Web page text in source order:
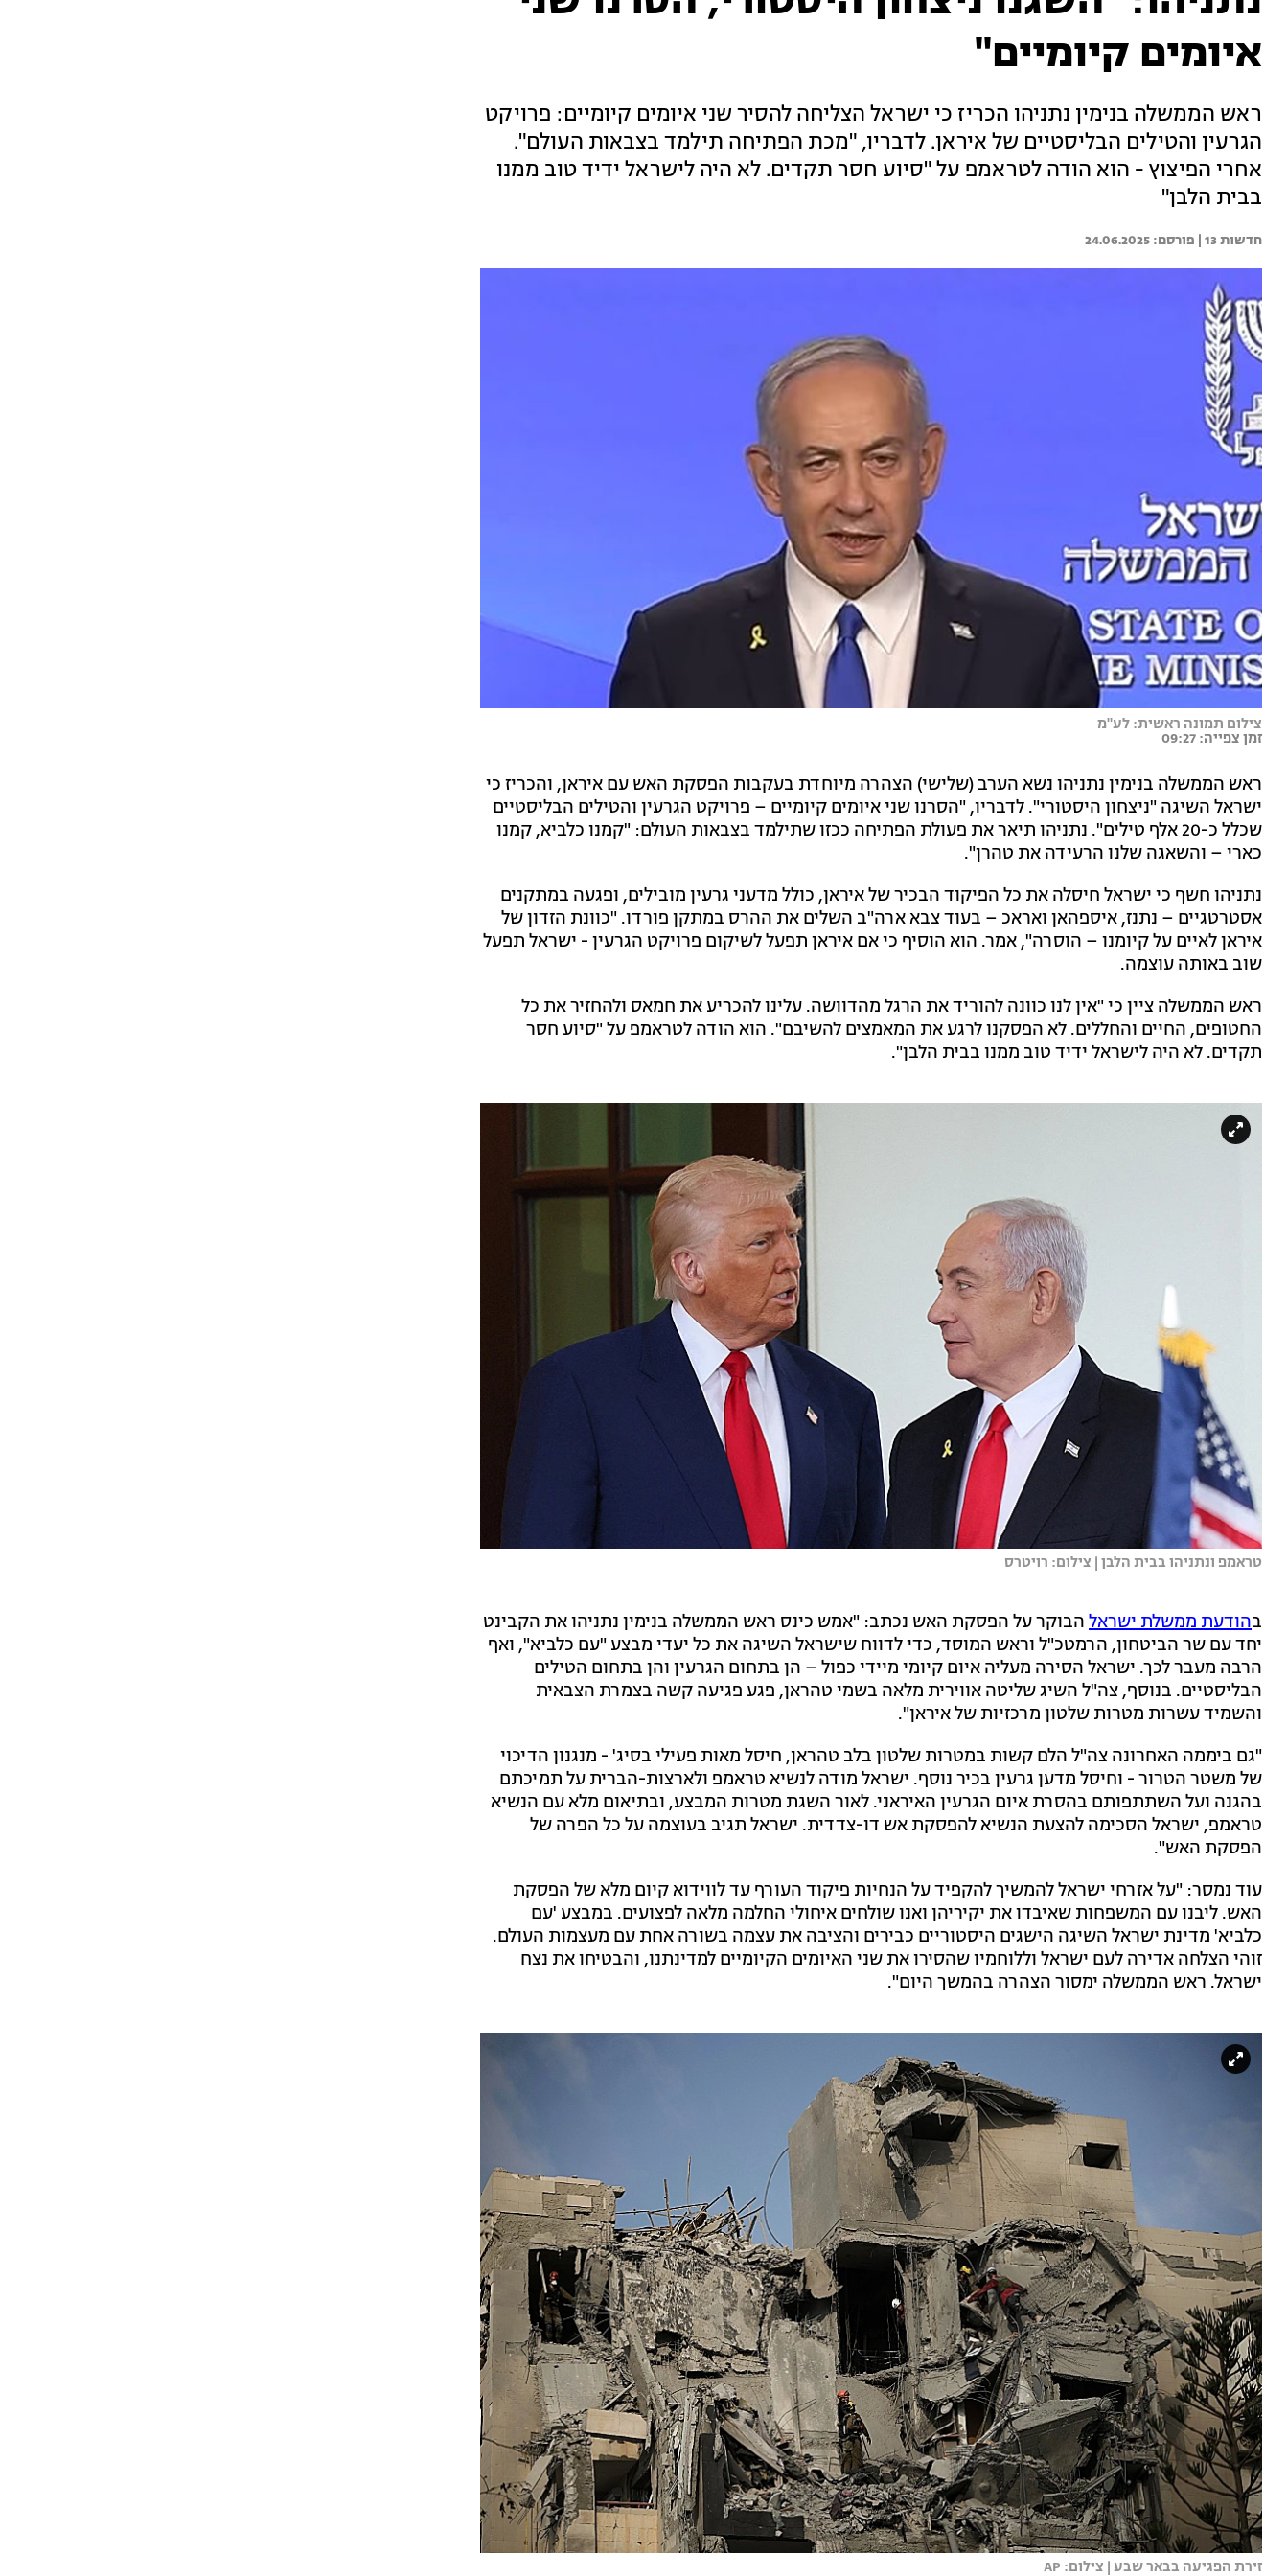
איומים קיומיים"
ראש הממשלה בנימין נתניהו הכריז כי ישראל הצליחה להסיר שני איומים קיומיים: פרויקט
הגרעין והטילים הבליסטיים של איראן. לדבריו, "מכת הפתיחה תילמד בצבאות העולם".
אחרי הפיצוץ - הוא הודה לטראמפ על "סיוע חסר תקדים. לא היה לישראל ידיד טוב ממנו
בבית הלבן"
חדשות 13 | 24.06.2025
צילום תמונה ראשית: לע"מ
זמן צפייה: 09:27
ראש הממשלה בנימין נתניהו נשא הערב (שלישי) הצהרה מיוחדת בעקבות הפסקת האש עם איראן, והכריז כי
ישראל השיגה "ניצחון היסטורי". לדבריו, "הסרנו שני איומים קיומיים – פרויקט הגרעין והטילים הבליסטיים
שכלל כ-20 אלף טילים". נתניהו תיאר את פעולת הפתיחה ככזו שתילמד בצבאות העולם: "קמנו כלביא, קמנו
כארי – והשאגה שלנו הרעידה את טהרן".
נתניהו חשף כי ישראל חיסלה את כל הפיקוד הבכיר של איראן, כולל מדעני גרעין מובילים, ופגעה במתקנים
אסטרטגיים – נתנז, איספהאן ואראכ – בעוד צבא ארה"ב השלים את ההרס במתקן פורדו. "כוונת הזדון של
איראן לאיים על קיומנו – הוסרה", אמר. הוא הוסיף כי אם איראן תפעל לשיקום פרויקט הגרעין - ישראל תפעל
שוב באותה עוצמה.
ראש הממשלה ציין כי "אין לנו כוונה להוריד את הרגל מהדוושה. עלינו להכריע את חמאס ולהחזיר את כל
החטופים, החיים והחללים. לא הפסקנו לרגע את המאמצים להשיבם". הוא הודה לטראמפ על "סיוע חסר
תקדים. לא היה לישראל ידיד טוב ממנו בבית הלבן".
טראמפ ונתניהו בבית הלבן | צילום: רויטרס
בהודעת ממשלת ישראל הבוקר על הפסקת האש נכתב: "אמש כינס ראש הממשלה בנימין נתניהו את הקבינט
יחד עם שר הביטחון, הרמטכ"ל וראש המוסד, כדי לדווח שישראל השיגה את כל יעדי מבצע "עם כלביא", ואף
הרבה מעבר לכך. ישראל הסירה מעליה איום קיומי מיידי כפול – הן בתחום הגרעין והן בתחום הטילים
הבליסטיים. בנוסף, צה"ל השיג שליטה אווירית מלאה בשמי טהראן, פגע פגיעה קשה בצמרת הצבאית
והשמיד עשרות מטרות שלטון מרכזיות של איראן".
"גם ביממה האחרונה צה"ל הלם קשות במטרות שלטון בלב טהראן, חיסל מאות פעילי בסיג' - מנגנון הדיכוי
של משטר הטרור - וחיסל מדען גרעין בכיר נוסף. ישראל מודה לנשיא טראמפ ולארצות-הברית על תמיכתם
בהגנה ועל השתתפותם בהסרת איום הגרעין האיראני. לאור השגת מטרות המבצע, ובתיאום מלא עם הנשיא
טראמפ, ישראל הסכימה להצעת הנשיא להפסקת אש דו-צדדית. ישראל תגיב בעוצמה על כל הפרה של
הפסקת האש".
עוד נמסר: "על אזרחי ישראל להמשיך להקפיד על הנחיות פיקוד העורף עד לווידוא קיום מלא של הפסקת
האש. ליבנו עם המשפחות שאיבדו את יקיריהן ואנו שולחים איחולי החלמה מלאה לפצועים. במבצע 'עם
כלביא' מדינת ישראל השיגה הישגים היסטוריים כבירים והציבה את עצמה בשורה אחת עם מעצמות העולם.
זוהי הצלחה אדירה לעם ישראל וללוחמיו שהסירו את שני האיומים הקיומיים למדינתנו, והבטיחו את נצח
ישראל. ראש הממשלה ימסור הצהרה בהמשך היום".
זירת הפגיעה בבאר שבע | צילום: AP